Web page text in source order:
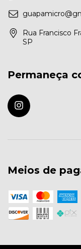
Rua Francisco
SP
Permaneça
Meios de